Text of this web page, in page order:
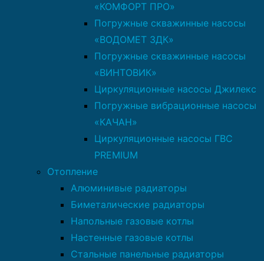
«КОМФОРТ ПРО»
Погружные скважинные насосы
«ВОДОМЕТ 3ДК»
Погружные скважинные насосы
«ВИНТОВИК»
Циркуляционные насосы Джилекс
Погружные вибрационные насосы
«КАЧАН»
Циркуляционные насосы ГВС
PREMIUM
Отопление
Алюминивые радиаторы
Биметалические радиаторы
Напольные газовые котлы
Настенные газовые котлы
Стальные панельные радиаторы